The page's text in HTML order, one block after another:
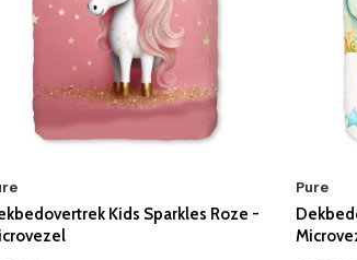
Kids Sparkles Roze -
Pure